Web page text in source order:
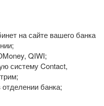
на сайте вашего банка
QIWI;
систему Contact,
банка;